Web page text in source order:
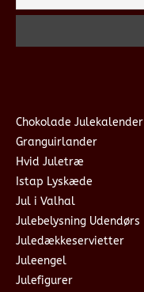
Chokolade Julekalender
Granguirlander
Hvid Juletræ
Istap Lyskæde
Jul i Valhal
Julebelysning Udendørs
Juledækkeservietter
Juleengel
Julefigurer